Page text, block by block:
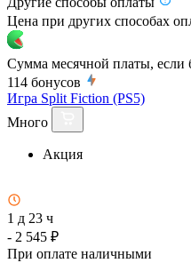
Цена при других способах
Сумма месячной платы, если
114 бонусов
Игра Split Fiction (PS5)
Много
Акция
1 д 23 ч
- 2 545 ₽
При оплате наличными